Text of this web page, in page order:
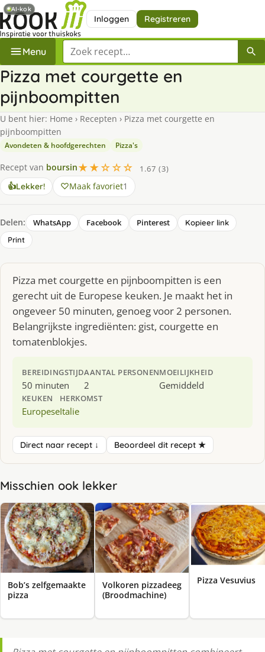
Inloggen Registreren
Menu Zoek een recept
Pizza met courgette en
pijnboompitten
U bent hier: Home › Recepten › Pizza met courgette en
pijnboompitten
Avondeten & hoofdgerechten Pizza's
Recept van boursin★★☆☆☆
1.67 (3)
👍Lekker! Maak favoriet1
Delen: WhatsApp Facebook Pinterest
Kopieer link
Print
Pizza met courgette en pijnboompitten is een
gerecht uit de Europese keuken. Je maakt het in
ongeveer 50 minuten, genoeg voor 2 personen.
Belangrijkste ingrediënten: gist, courgette en
tomatenblokjes.
BEREIDINGSTIJD
50 minuten
AANTAL PERSONEN
2
MOEILIJKHEID
Gemiddeld
KEUKEN
Europese
HERKOMST
Italie
Direct naar recept ↓ Beoordeel dit recept ★
Misschien ook lekker
Bob’s zelfgemaakte
pizza
Volkoren pizzadeeg
(Broodmachine)
Pizza Vesuvius
AI-kok